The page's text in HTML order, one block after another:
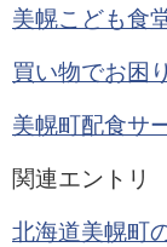
美幌こども食
買い物でお困
美幌町配食サ
関連エントリ
北海道美幌町